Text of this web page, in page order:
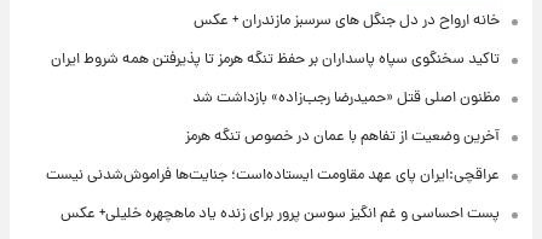
خانه ارواح در دل جنگل های سرسبز مازندران + عکس
تاکید سخنگوی سپاه پاسداران بر حفظ تنگه هرمز تا پذیرفتن همه شروط ایران
مظنون اصلی قتل «حمیدرضا رجب‌زاده» بازداشت شد
آخرین وضعیت از تفاهم با عمان در خصوص تنگه هرمز
عراقچی:ایران پای عهد مقاومت ایستاده‌است؛ جنایت‌ها فراموش‌شدنی نیست
پست احساسی و غم انگیز سوسن پرور برای زنده یاد ماهچهره خلیلی+ عکس